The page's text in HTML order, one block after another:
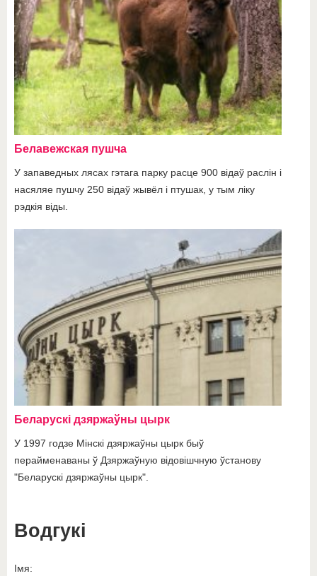
Белавежская пушча
У запаведных лясах гэтага парку расце 900 відаў раслін і
насяляе пушчу 250 відаў жывёл і птушак, у тым ліку
рэдкія віды.
Беларускі дзяржаўны цырк
У 1997 годзе Мінскі дзяржаўны цырк быў
перайменаваны ў Дзяржаўную відовішчную ўстанову
"Беларускі дзяржаўны цырк".
Водгукі
Імя: